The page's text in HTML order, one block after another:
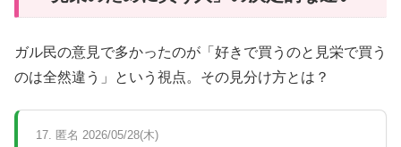
ガル民の意見で多かったのが「好きで買うのと見栄で買う
のは全然違う」という視点。その見分け方とは？
17. 匿名 2026/05/28(木)